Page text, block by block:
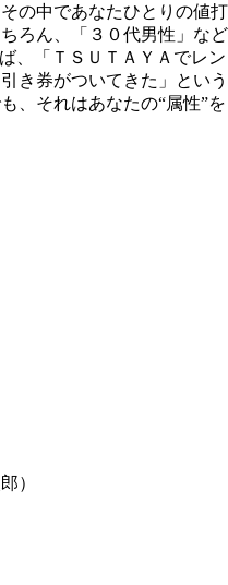
の中であなたひとりの値打
ろん、「３０代男性」など
、「ＴＳＵＴＡＹＡでレン
き券がついてきた」という
、それはあなたの“属性”を
）